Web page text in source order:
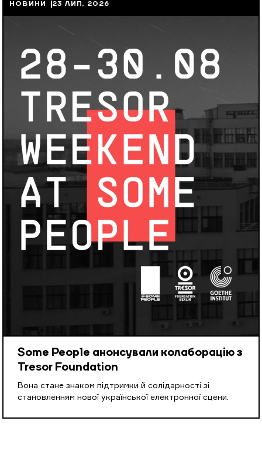
НОВИНИ 23 ЛИП, 2026
Some People анонсували колаборацію з
Tresor Foundation
Вона стане знаком підтримки й солідарності зі
становленням нової української електронної сцени.